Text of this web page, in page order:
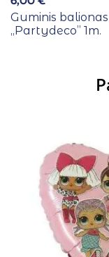
Guminis
,,Partydeco” 1m.